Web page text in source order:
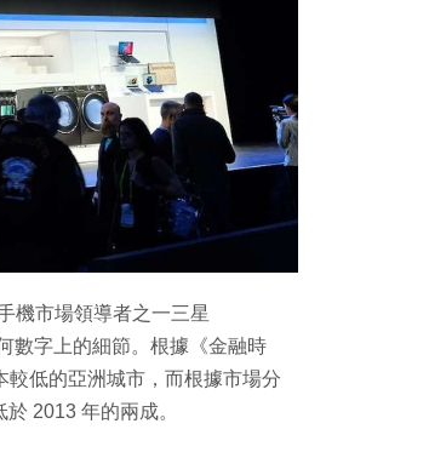
機市場領導者之一三星
數字上的細節。根據《金融時
低的亞洲城市，而根據市場分
2013 年的兩成。